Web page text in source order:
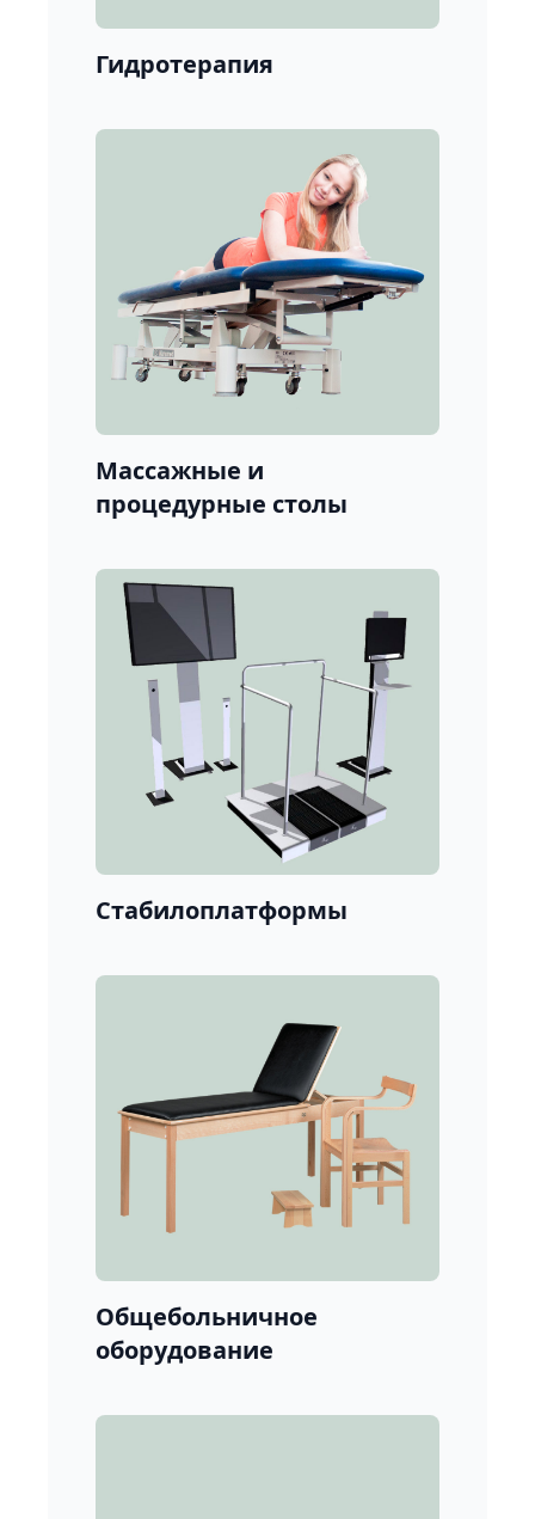
Гидротерапия
Массажные и
процедурные столы
Стабилоплатформы
Общебольничное
оборудование